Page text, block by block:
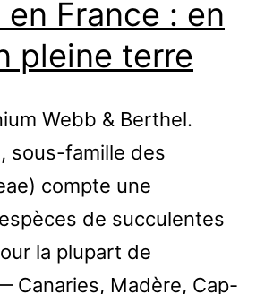
déroute
France : en
pleine terre
Webb & Berthel.
sous-famille des
compte une
de succulentes
la plupart de
Canaries, Madère, Cap-